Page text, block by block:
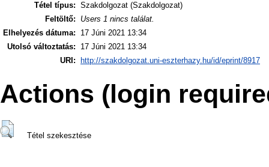
Tétel típus: Szakdolgozat (Szakdolgozat)
Feltöltő:
Users 1 nincs találat.
Elhelyezés dátuma:
17 Júni 2021 13:34
Utolsó változtatás:
17 Júni 2021 13:34
URI:
http://szakdolgozat.uni-eszterhazy.hu/id/eprint/8917
Actions (login
Tétel szekesztése